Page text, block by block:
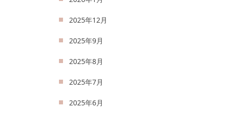
2025年12月
2025年9月
2025年8月
2025年7月
2025年6月